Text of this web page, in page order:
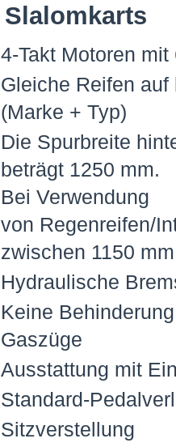
Slalomkarts
4-Takt Motoren mit
Gleiche Reifen auf
(Marke + Typ)
Die Spurbreite
beträgt 1250 mm.
Bei Verwendung
von Regenreifen/
zwischen 1150
Hydraulische
Keine
Gaszüge
Ausstattung mit
Standard-
Sitzverstellung